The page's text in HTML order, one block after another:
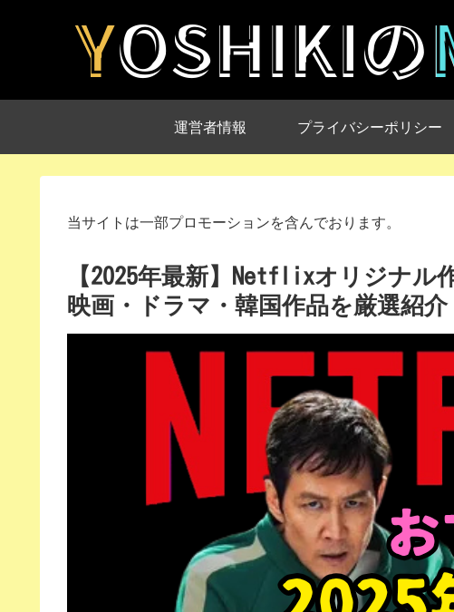
運営者情報 プライバシーポリシー
当サイトは一部プロモーションを含んでおります。
【2025年最新】Netflixオリジナル
映画・ドラマ・韓国作品を厳選紹